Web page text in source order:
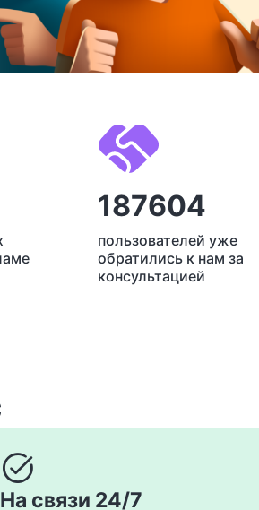
187604
пользователей уже
обратились к нам за
консультацией
task_alt
На связи 24/7